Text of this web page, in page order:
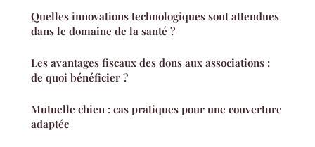
Quelles innovations technologiques sont attendues
dans le domaine de la santé ?
Les avantages fiscaux des dons aux associations :
de quoi bénéficier ?
Mutuelle chien : cas pratiques pour une couverture
adaptée